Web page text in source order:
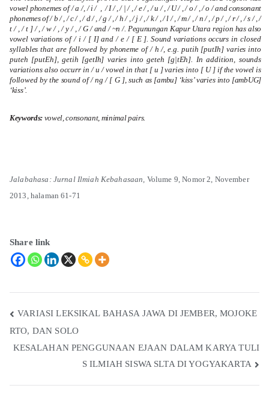
vowel phonemes of / a /, / i / , / I / , / |/ , / e / , / u / , / U / , / o / , / o / and consonant
phonemes of / b / , / c / , / d / , / g / , / h / , / j / , / k / , / l / , / m / , / n / , / p / , / r / , / s / , /
t / , /t ] / , / w / , / y / , /G/ and /~n/. Pegunungan Kapur Utara region has also
vowel variations of / i / [ I] and / e / [ E]. Sound variations occurs in closed
syllables that are followed by phoneme of / h /, e.g. putih [putIh] varies into
puteh [putEh], getih [getIh] varies into geteh [g|tEh]. In addition, sounds
variations also occurr in /u / vowel in that [ u ] varies into [ U ] if the vowel is
followed by the sound of / ng / [ G], such as [ambu] ‘kiss’ varies into [ambUG]
‘kiss’.
Keywords: vowel, consonant, minimal pairs.
Jalabahasa: Jurnal Ilmiah Kebahasaan, Volume 9, Nomor 2, November
2013, halaman 61-71
Share link
VARIASI LEKSIKAL BAHASA JAWA DI JEMBER, MOJOKE
RTO, DAN SOLO
KESALAHAN PENGGUNAAN EJAAN DALAM KARYA TULI
S ILMIAH SISWA SLTA DI YOGYAKARTA